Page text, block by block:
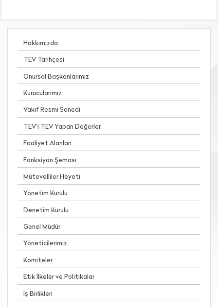
Hakkımızda
TEV Tarihçesi
Onursal Başkanlarımız
Kurucularımız
Vakıf Resmi Senedi
TEV’i TEV Yapan Değerler
Faaliyet Alanları
Fonksiyon Şeması
Mütevelliler Heyeti
Yönetim Kurulu
Denetim Kurulu
Genel Müdür
Yöneticilerimiz
Komiteler
Etik İlkeler ve Politikalar
İş Birlikleri